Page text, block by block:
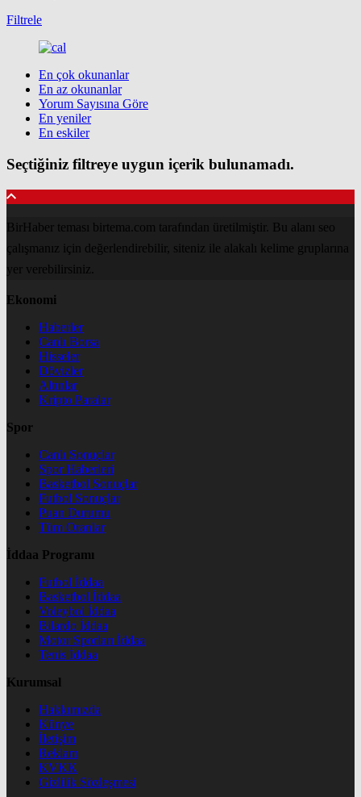
Filtrele
En çok okunanlar
En az okunanlar
Yorum Sayısına Göre
En yeniler
En eskiler
Seçtiğiniz filtreye uygun içerik bulunamadı.
BirHaber teması birtema.com tarafından üretilmiştir. Bu alanı seo
çalışmanız için değerlendirebilir, siteniz ile alakalı kelime gruplarına
yer verebilirsiniz.
Ekonomi
Haberler
Canlı Borsa
Hisseler
Dövizler
Altınlar
Kripto Paralar
Spor
Canlı Sonuçlar
Spor Haberleri
Basketbol Sonuçlar
Futbol Sonuçlar
Puan Durumu
Tüm Oranlar
İddaa Programı
Futbol İddaa
Basketbol İddaa
Voleybol İddaa
Bilardo İddaa
Motor Sporları İddaa
Tenis İddaa
Kurumsal
Hakkımızda
Künye
İletişim
Reklam
KVKK
Gizlilik Sözleşmesi